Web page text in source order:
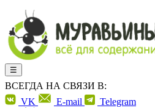
☰
ВСЕГДА НА СВЯЗИ В:
VK
E-mail Telegram